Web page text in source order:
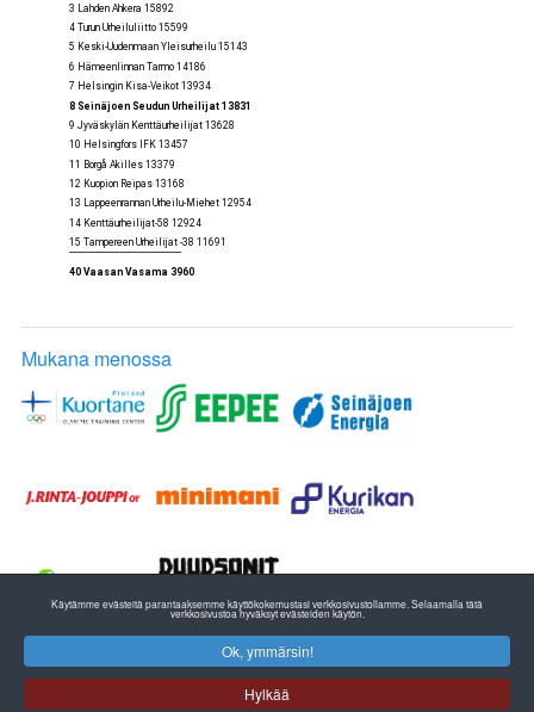
3 Lahden Ahkera 15892
4 Turun Urheiluliitto 15599
5 Keski-Uudenmaan Yleisurheilu 15143
6 Hämeenlinnan Tarmo 14186
7 Helsingin Kisa-Veikot 13934
8 Seinäjoen Seudun Urheilijat 13831
9 Jyväskylän Kenttäurheilijat 13628
10 Helsingfors IFK 13457
11 Borgå Akilles 13379
12 Kuopion Reipas 13168
13 Lappeenrannan Urheilu-Miehet 12954
14 Kenttäurheilijat-58 12924
15 Tampereen Urheilijat -38 11691
-----------------------------------------------
40 Vaasan Vasama 3960
Mukana menossa
Pohjanmaan Liikunta ja Urheilu
Käytämme evästeitä parantaaksemme käyttökokemustasi verkkosivustollamme. Selaamalla tätä
verkkosivustoa hyväksyt evästeiden käytön.
Ok, ymmärsin!
Hylkää